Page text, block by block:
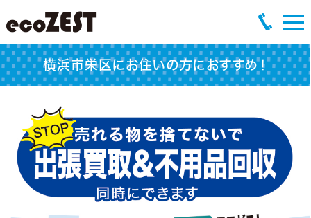
横浜市栄区にお住いの方におすすめ！